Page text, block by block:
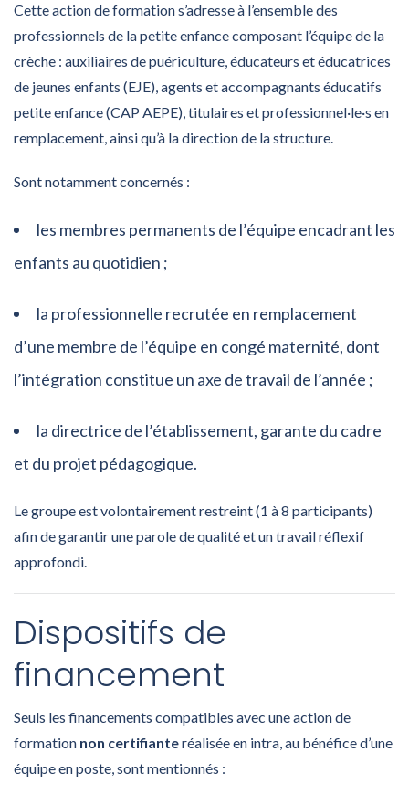
Cette action de formation s’adresse à l’ensemble des
professionnels de la petite enfance composant l’équipe de la
crèche : auxiliaires de puériculture, éducateurs et éducatrices
de jeunes enfants (EJE), agents et accompagnants éducatifs
petite enfance (CAP AEPE), titulaires et professionnel·le·s en
remplacement, ainsi qu’à la direction de la structure.
Sont notamment concernés :
les membres permanents de l’équipe encadrant les
enfants au quotidien ;
la professionnelle recrutée en remplacement
d’une membre de l’équipe en congé maternité, dont
l’intégration constitue un axe de travail de l’année ;
la directrice de l’établissement, garante du cadre
et du projet pédagogique.
Le groupe est volontairement restreint (1 à 8 participants)
afin de garantir une parole de qualité et un travail réflexif
approfondi.
Dispositifs de
financement
Seuls les financements compatibles avec une action de
formation non certifianteréalisée en intra, au bénéfice d’une
équipe en poste, sont mentionnés :